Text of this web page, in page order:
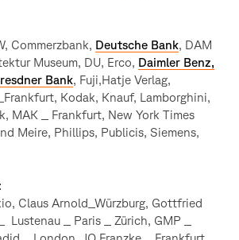
Commerzbank, Deutsche Bank, DAM
Museum, DU, Erco, Daimler Benz,
Bank, Fuji,Hatje Verlag,
Kodak, Knauf, Lamborghini,
MAK _ Frankfurt, New York Times
Meire, Phillips, Publicis, Siemens,
Claus Arnold_Würzburg, Gottfried
Lustenau _ Paris _ Zürich, GMP _